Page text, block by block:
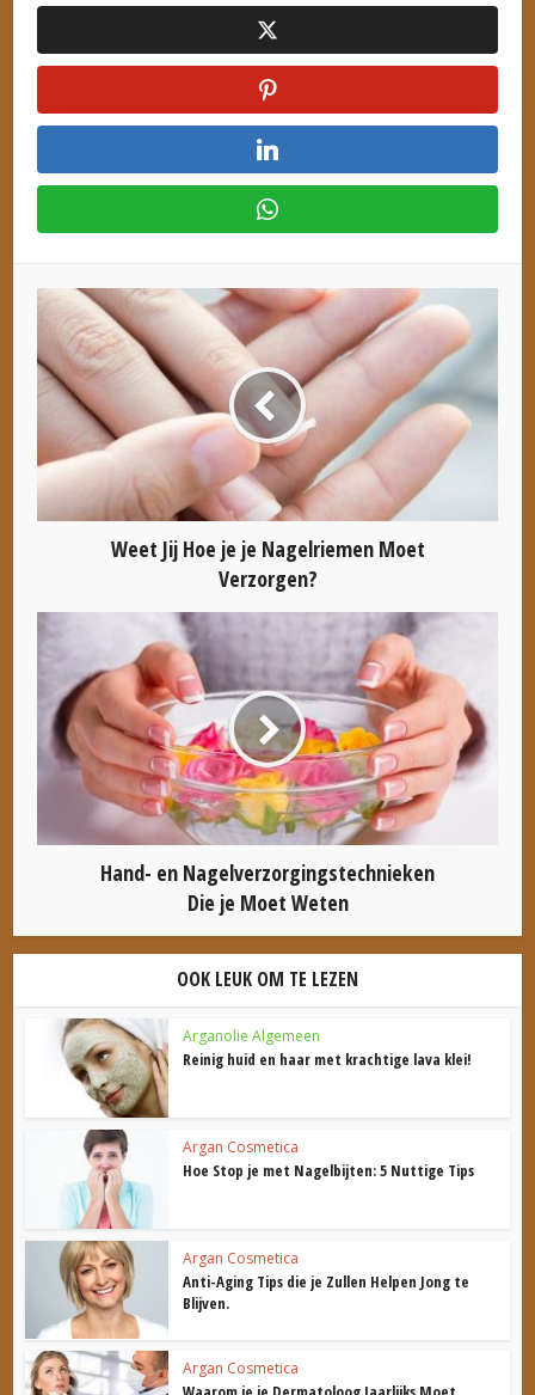
Weet Jij Hoe je je Nagelriemen Moet
Verzorgen?
Hand- en Nagelverzorgingstechnieken
Die je Moet Weten
OOK LEUK OM TE LEZEN
Arganolie Algemeen
Reinig huid en haar met krachtige lava klei!
Argan Cosmetica
Hoe Stop je met Nagelbijten: 5 Nuttige Tips
Argan Cosmetica
Anti-Aging Tips die je Zullen Helpen Jong te
Blijven.
Argan Cosmetica